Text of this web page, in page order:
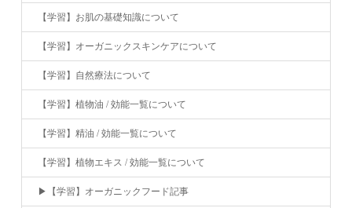
【学習】お肌の基礎知識について
【学習】オーガニックスキンケアについて
【学習】自然療法について
【学習】植物油 / 効能一覧について
【学習】精油 / 効能一覧について
【学習】植物エキス / 効能一覧について
▶︎【学習】オーガニックフード記事